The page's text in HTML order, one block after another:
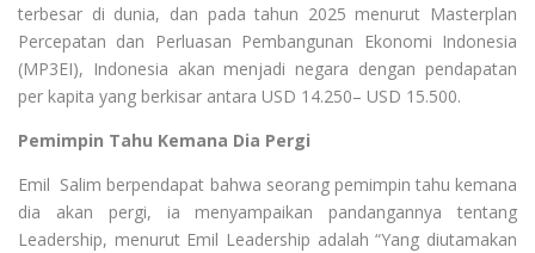
terbesar di dunia, dan pada tahun 2025 menurut Masterplan
Percepatan dan Perluasan Pembangunan Ekonomi Indonesia
(MP3EI), Indonesia akan menjadi negara dengan pendapatan
per kapita yang berkisar antara USD 14.250– USD 15.500.
Pemimpin Tahu Kemana Dia Pergi
Emil Salim berpendapat bahwa seorang pemimpin tahu kemana
dia akan pergi, ia menyampaikan pandangannya tentang
Leadership, menurut Emil Leadership adalah “Yang diutamakan